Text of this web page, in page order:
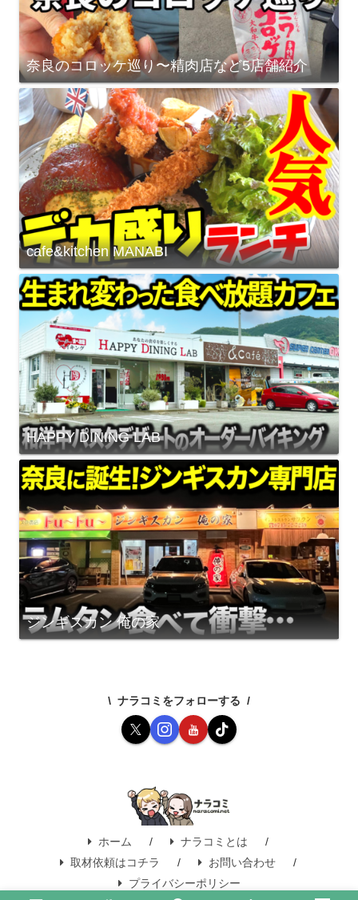
奈良のコロッケ巡り〜精肉店など5店舗紹介
cafe&kitchen MANABI
HAPPY DINING LAB
ジンギスカン 俺の家
ナラコミをフォローする
ホーム
ナラコミとは
取材依頼はコチラ
お問い合わせ
プライバシーポリシー